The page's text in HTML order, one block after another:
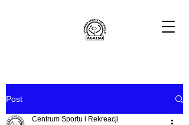
Post
Centrum Sportu i Rekreacji